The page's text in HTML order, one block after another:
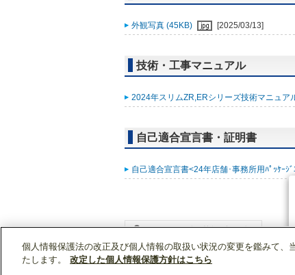
外観写真 (45KB) [2025/03/13]
技術・工事マニュアル
2024年スリムZR,ERシリーズ技術マニュア
自己適合宣言書・証明書
自己適合宣言書<24年店舗･事務所用ﾊﾟｯｹｰｼ
WIN2Kトップ 製品情報
個人情報保護法の改正及び個人情報の取扱い状況の変更を鑑みて
たします。
改定した個人情報保護方針はこちら